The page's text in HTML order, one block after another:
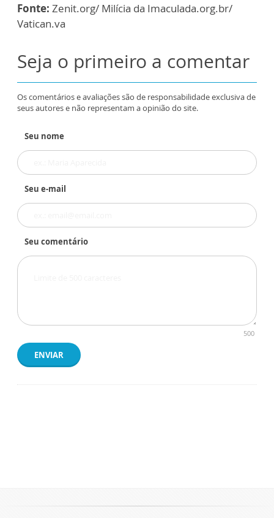
Fonte: Zenit.org/ Milícia da Imaculada.org.br/
Vatican.va
Seja o primeiro a comentar
Os comentários e avaliações são de responsabilidade exclusiva de
seus autores e não representam a opinião do site.
Seu nome
Seu e-mail
Seu comentário
500
ENVIAR